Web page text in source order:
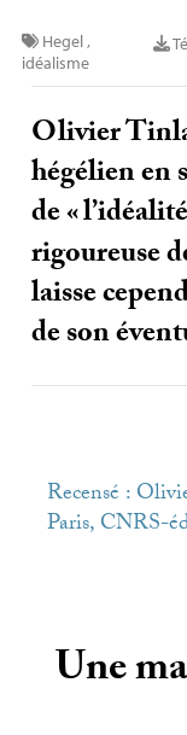
Hegel,
idéalisme
Olivier
hégélien en
de «l’idéalité
rigoureuse
laisse
de son
Recensé :
Paris,CNRS-
Une